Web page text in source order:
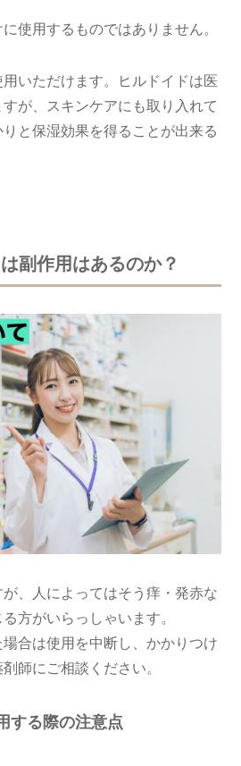
使用するものではありません。
いただけます。ヒルドイドは医
が、スキンケアにも取り入れて
と保湿効果を得ることが出来る
副作用はあるのか？
、人によってはそう痒・発赤な
方がいらっしゃいます。
合は使用を中断し、かかりつけ
師にご相談ください。
する際の注意点